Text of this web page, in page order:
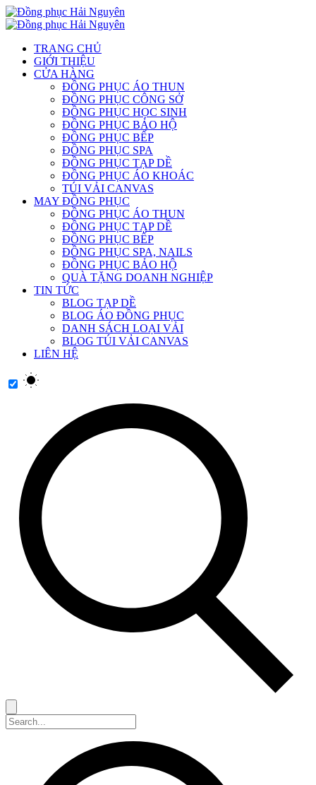
TRANG CHỦ
GIỚI THIỆU
CỬA HÀNG
ĐỒNG PHỤC ÁO THUN
ĐỒNG PHỤC CÔNG SỞ
ĐỒNG PHỤC HỌC SINH
ĐỒNG PHỤC BẢO HỘ
ĐỒNG PHỤC BẾP
ĐỒNG PHỤC SPA
ĐỒNG PHỤC TẠP DỀ
ĐỒNG PHỤC ÁO KHOÁC
TÚI VẢI CANVAS
MAY ĐỒNG PHỤC
ĐỒNG PHỤC ÁO THUN
ĐỒNG PHỤC TẠP DỀ
ĐỒNG PHỤC BẾP
ĐỒNG PHỤC SPA, NAILS
ĐỒNG PHỤC BẢO HỘ
QUÀ TẶNG DOANH NGHIỆP
TIN TỨC
BLOG TẠP DỀ
BLOG ÁO ĐỒNG PHỤC
DANH SÁCH LOẠI VẢI
BLOG TÚI VẢI CANVAS
LIÊN HỆ